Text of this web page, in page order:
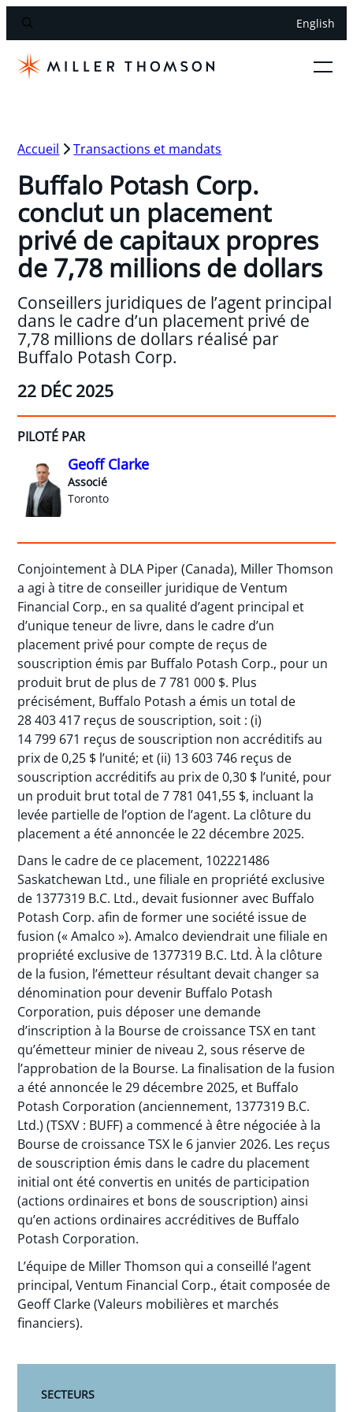
English
Accueil Transactions et mandats
Buffalo Potash Corp.
conclut un placement
privé de capitaux propres
de 7,78 millions de dollars
Conseillers juridiques de l’agent principal
dans le cadre d’un placement privé de
7,78 millions de dollars réalisé par
Buffalo Potash Corp.
22 DÉC 2025
PILOTÉ PAR
Geoff Clarke
Associé
Toronto
Conjointement à DLA Piper (Canada), Miller Thomson
a agi à titre de conseiller juridique de Ventum
Financial Corp., en sa qualité d’agent principal et
d’unique teneur de livre, dans le cadre d’un
placement privé pour compte de reçus de
souscription émis par Buffalo Potash Corp., pour un
produit brut de plus de 7 781 000 $. Plus
précisément, Buffalo Potash a émis un total de
28 403 417 reçus de souscription, soit : (i)
14 799 671 reçus de souscription non accréditifs au
prix de 0,25 $ l’unité; et (ii) 13 603 746 reçus de
souscription accréditifs au prix de 0,30 $ l’unité, pour
un produit brut total de 7 781 041,55 $, incluant la
levée partielle de l’option de l’agent. La clôture du
placement a été annoncée le 22 décembre 2025.
Dans le cadre de ce placement, 102221486
Saskatchewan Ltd., une filiale en propriété exclusive
de 1377319 B.C. Ltd., devait fusionner avec Buffalo
Potash Corp. afin de former une société issue de
fusion (« Amalco »). Amalco deviendrait une filiale en
propriété exclusive de 1377319 B.C. Ltd. À la clôture
de la fusion, l’émetteur résultant devait changer sa
dénomination pour devenir Buffalo Potash
Corporation, puis déposer une demande
d’inscription à la Bourse de croissance TSX en tant
qu’émetteur minier de niveau 2, sous réserve de
l’approbation de la Bourse. La finalisation de la fusion
a été annoncée le 29 décembre 2025, et Buffalo
Potash Corporation (anciennement, 1377319 B.C.
Ltd.) (TSXV : BUFF) a commencé à être négociée à la
Bourse de croissance TSX le 6 janvier 2026. Les reçus
de souscription émis dans le cadre du placement
initial ont été convertis en unités de participation
(actions ordinaires et bons de souscription) ainsi
qu’en actions ordinaires accréditives de Buffalo
Potash Corporation.
L’équipe de Miller Thomson qui a conseillé l’agent
principal, Ventum Financial Corp., était composée de
Geoff Clarke (Valeurs mobilières et marchés
financiers).
SECTEURS